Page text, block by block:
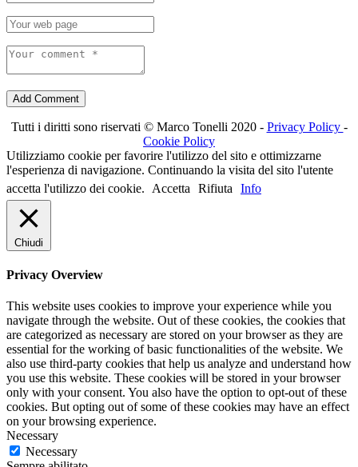
Add Comment
Tutti i diritti sono riservati © Marco Tonelli 2020 - Privacy Policy -
Cookie Policy
Utilizziamo cookie per favorire l'utilizzo del sito e ottimizzarne
l'esperienza di navigazione. Continuando la visita del sito l'utente
accetta l'utilizzo dei cookie.
Accetta Rifiuta Info
Chiudi
Privacy Overview
This website uses cookies to improve your experience while you
navigate through the website. Out of these cookies, the cookies that
are categorized as necessary are stored on your browser as they are
essential for the working of basic functionalities of the website. We
also use third-party cookies that help us analyze and understand how
you use this website. These cookies will be stored in your browser
only with your consent. You also have the option to opt-out of these
cookies. But opting out of some of these cookies may have an effect
on your browsing experience.
Necessary
Necessary